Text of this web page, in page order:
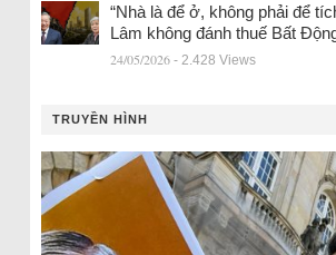
“Nhà là để ở, không phải để
Lâm không đánh thuế Bất
24/05/2026 - 2.428 Views
TRUYỀN HÌNH